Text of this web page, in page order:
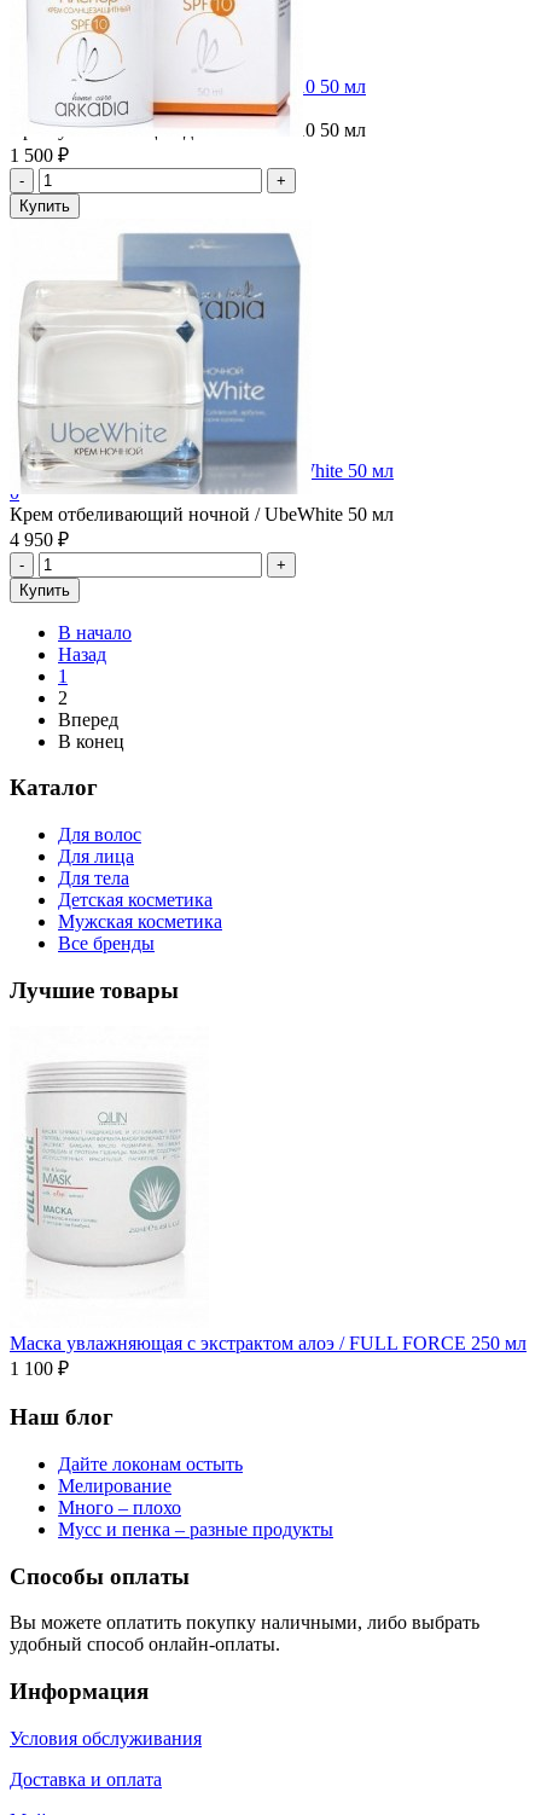
Крем увлажняющий дневной SPF 10 50 мл
Крем увлажняющий дневной SPF 10 50 мл
1 500 ₽
Крем отбеливающий ночной / UbeWhite 50 мл
0
Крем отбеливающий ночной / UbeWhite 50 мл
4 950 ₽
В начало
Назад
1
2
Вперед
В конец
Каталог
Для волос
Для лица
Для тела
Детская косметика
Мужская косметика
Все бренды
Лучшие товары
Маска увлажняющая с экстрактом алоэ / FULL FORCE 250 мл
1 100 ₽
Наш блог
Дайте локонам остыть
Мелирование
Много – плохо
Мусс и пенка – разные продукты
Способы оплаты
Вы можете оплатить покупку наличными, либо выбрать
удобный способ онлайн-оплаты.
Информация
Условия обслуживания
Доставка и оплата